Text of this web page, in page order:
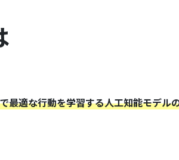
最適な行動を学習する人工知能モデル